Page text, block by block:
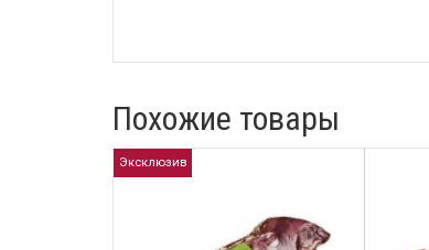
Похожие товары
Эксклюзив